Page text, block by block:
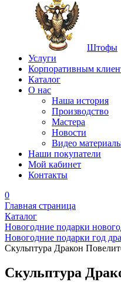
Штофы
Услуги
Корпоративным
Каталог
О нас
Наша история
Производство
Мастера
Новости
Видео
Наши покупатели
Мой кабинет
Контакты
0
Главная страница
Каталог
Новогодние подарки
Новогодние подарки год
Скульптура Дракон
Скульптура